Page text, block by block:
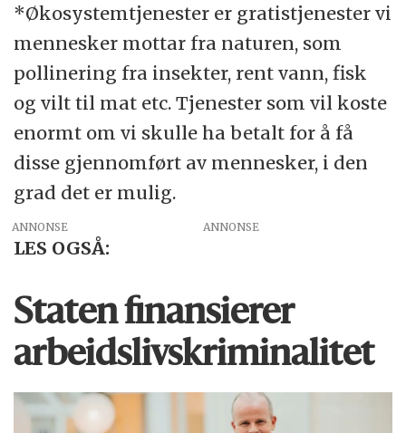
*Økosystemtjenester er gratistjenester vi
mennesker mottar fra naturen, som
pollinering fra insekter, rent vann, fisk
og vilt til mat etc. Tjenester som vil koste
enormt om vi skulle ha betalt for å få
disse gjennomført av mennesker, i den
grad det er mulig.
ANNONSE
LES OGSÅ:
Staten finansierer
arbeidslivs­kriminalitet